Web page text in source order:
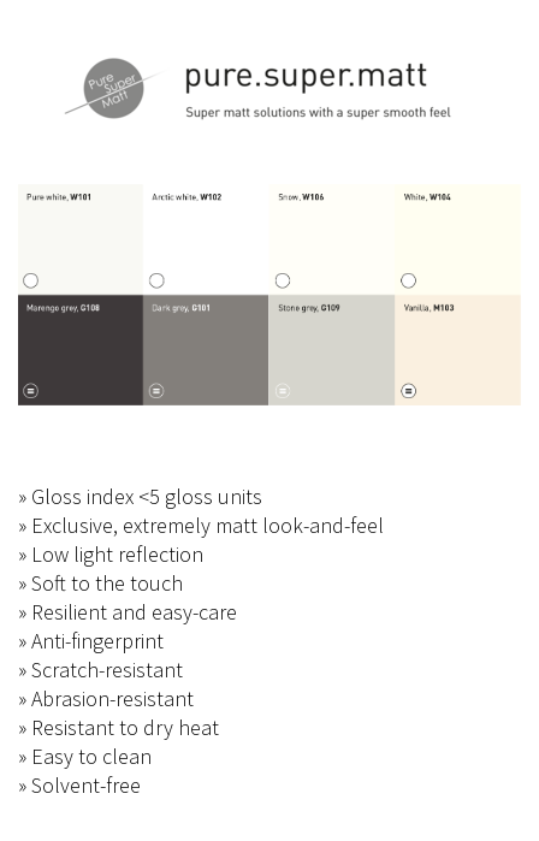
» Gloss index <5 gloss units
» Exclusive, extremely matt look-and-feel
» Low light reflection
» Soft to the touch
» Resilient and easy-care
» Anti-fingerprint
» Scratch-resistant
» Abrasion-resistant
» Resistant to dry heat
» Easy to clean
» Solvent-free